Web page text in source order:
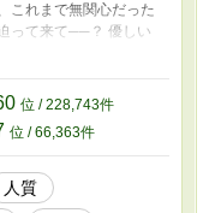
これまで無関心だった
って来て──？ 優しい
ゲイに甘やかされて
なる話。
位 / 228,743件
位 / 66,363件
人質